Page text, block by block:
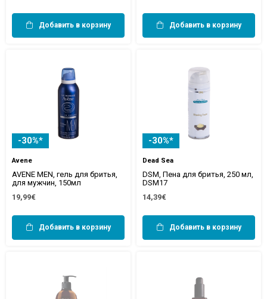
Добавить в корзину Добавить в корзину
-30%*
Avene
AVENE MEN, гель для бритья,
для мужчин, 150мл
19,99€
Добавить в корзину
-30%*
Dead Sea
DSM, Пена для бритья, 250 мл,
DSM17
14,39€
Добавить в корзину